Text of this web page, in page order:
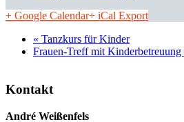
+ Google Calendar+ iCal Export
« Tanzkurs für Kinder
Frauen-Treff mit Kinderbetreuung
Kontakt
André Weißenfels